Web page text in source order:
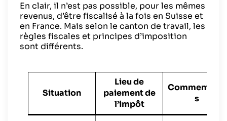
En clair, il n’est pas possible, pour les mêmes
revenus, d’être fiscalisé à la fois en Suisse et
en France. Mais selon le canton de travail, les
règles fiscales et principes d’imposition
sont différents.
Situation
Lieu de
paiement de
l’impôt
Commentaire
s